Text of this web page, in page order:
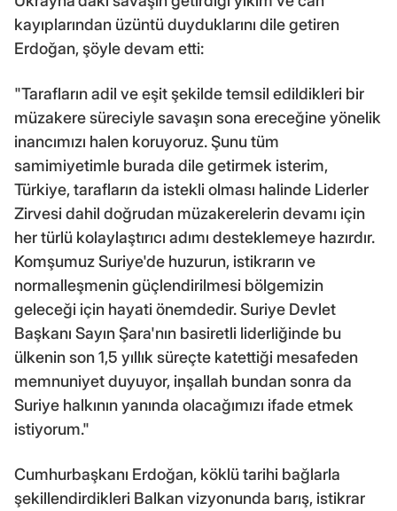
kayıplarından üzüntü duyduklarını dile getiren
Erdoğan, şöyle devam etti:
"Tarafların adil ve eşit şekilde temsil edildikleri bir
müzakere süreciyle savaşın sona ereceğine yönelik
inancımızı halen koruyoruz. Şunu tüm
samimiyetimle burada dile getirmek isterim,
Türkiye, tarafların da istekli olması halinde Liderler
Zirvesi dahil doğrudan müzakerelerin devamı için
her türlü kolaylaştırıcı adımı desteklemeye hazırdır.
Komşumuz Suriye'de huzurun, istikrarın ve
normalleşmenin güçlendirilmesi bölgemizin
geleceği için hayati önemdedir. Suriye Devlet
Başkanı Sayın Şara'nın basiretli liderliğinde bu
ülkenin son 1,5 yıllık süreçte katettiği mesafeden
memnuniyet duyuyor, inşallah bundan sonra da
Suriye halkının yanında olacağımızı ifade etmek
istiyorum."
Cumhurbaşkanı Erdoğan, köklü tarihi bağlarla
şekillendirdikleri Balkan vizyonunda barış, istikrar